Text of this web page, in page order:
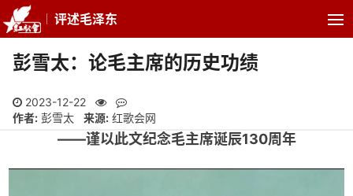
评述毛泽东
彭雪太：论毛主席的历史功绩
2023-12-22
作者: 彭雪太 来源: 红歌会网
——谨以此文纪念毛主席诞辰130周年